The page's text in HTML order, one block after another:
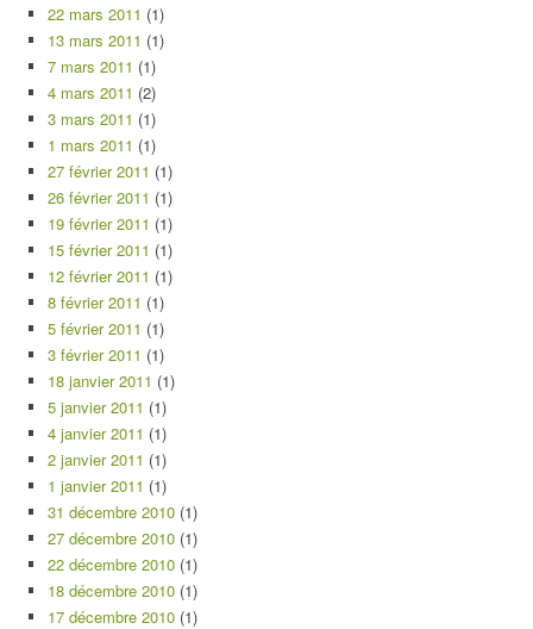
22 mars 2011 (1)
13 mars 2011 (1)
7 mars 2011 (1)
4 mars 2011 (2)
3 mars 2011 (1)
1 mars 2011 (1)
27 février 2011 (1)
26 février 2011 (1)
19 février 2011 (1)
15 février 2011 (1)
12 février 2011 (1)
8 février 2011 (1)
5 février 2011 (1)
3 février 2011 (1)
18 janvier 2011 (1)
5 janvier 2011 (1)
4 janvier 2011 (1)
2 janvier 2011 (1)
1 janvier 2011 (1)
31 décembre 2010 (1)
27 décembre 2010 (1)
22 décembre 2010 (1)
18 décembre 2010 (1)
17 décembre 2010 (1)